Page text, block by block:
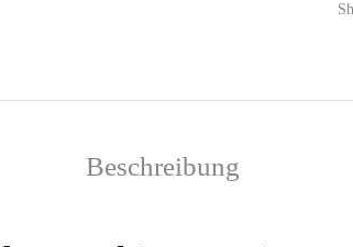
Beschreibung